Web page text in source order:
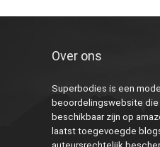
Over ons
Superbodies is een
beoordelingswebsite
beschikbaar zijn op
laatst toegevoegde